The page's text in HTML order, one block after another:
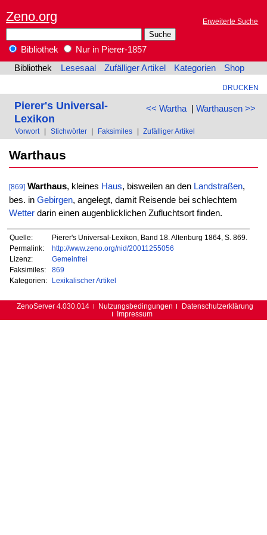
Zeno.org Erweiterte Suche
Bibliothek
Nur in Pierer-1857
Bibliothek
Lesesaal Zufälliger Artikel Kategorien Shop
DRUCKEN
<< Wartha| Warthausen >>
Pierer's Universal-
Lexikon
Vorwort Stichwörter Faksimiles Zufälliger Artikel
Warthaus
[869] Warthaus, kleines Haus, bisweilen an den Landstraßen,
bes. in Gebirgen, angelegt, damit Reisende bei schlechtem
Wetterdarin einen augenblicklichen Zufluchtsort finden.
Quelle:
Pierer's Universal-Lexikon, Band 18. Altenburg 1864, S. 869.
Permalink:
http://www.zeno.org/nid/20011255056
Lizenz:
Gemeinfrei
Faksimiles:
869
Kategorien:
Lexikalischer Artikel
ZenoServer 4.030.014 Nutzungsbedingungen
Datenschutzerklärung
Impressum